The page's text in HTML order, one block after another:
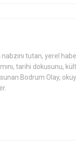
tutan, yerel
tarihi dokusunu,
sunan Bodrum Olay,